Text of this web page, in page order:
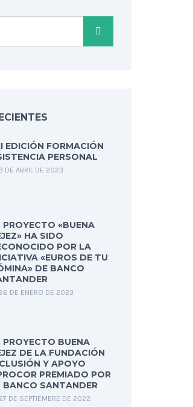
EDICIÓN FORMACIÓN
PERSONAL
DE ABRIL DE 2023
PROYECTO «BUENA
HA SIDO
POR LA
«EUROS DE TU
DE BANCO
26 DE ENERO DE 2023
PROYECTO BUENA
DE LA FUNDACIÓN
Y APOYO
PREMIADO POR
BANCO SANTANDER
27 DE SEPTIEMBRE DE 2022